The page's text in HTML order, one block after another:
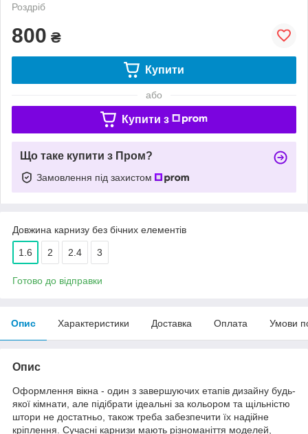
Роздріб
800 ₴
Купити
або
Купити з
Що таке купити з Пром?
Замовлення під захистом
Довжина карнизу без бічних елементів
1.6 2 2.4 3
Готово до відправки
Опис Характеристики Доставка Оплата Умови
Опис
Оформлення вікна - один з завершуючих етапів дизайну будь-
якої кімнати, але підібрати ідеальні за кольором та щільністю
штори не достатньо, також треба забезпечити їх надійне
кріплення. Сучасні карнизи мають різноманіття моделей,